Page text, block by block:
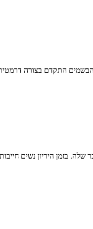
התקדם בצורה
בזמן היריון נשים